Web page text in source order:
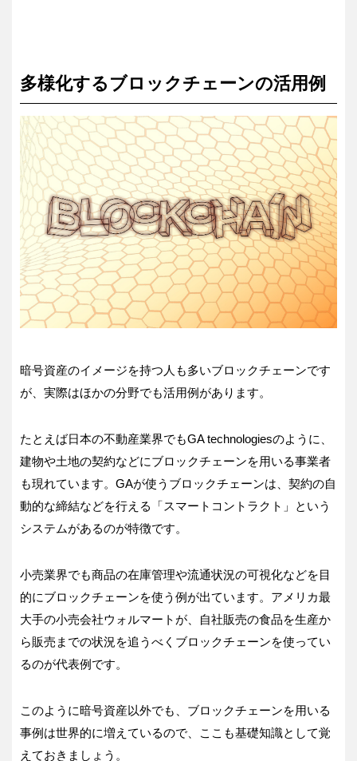
多様化するブロックチェーンの活用例
暗号資産のイメージを持つ人も多いブロックチェーンです
が、実際はほかの分野でも活用例があります。
たとえば日本の不動産業界でもGA technologiesのように、
建物や土地の契約などにブロックチェーンを用いる事業者
も現れています。GAが使うブロックチェーンは、契約の自
動的な締結などを行える「スマートコントラクト」という
システムがあるのが特徴です。
小売業界でも商品の在庫管理や流通状況の可視化などを目
的にブロックチェーンを使う例が出ています。アメリカ最
大手の小売会社ウォルマートが、自社販売の食品を生産か
ら販売までの状況を追うべくブロックチェーンを使ってい
るのが代表例です。
このように暗号資産以外でも、ブロックチェーンを用いる
事例は世界的に増えているので、ここも基礎知識として覚
えておきましょう。